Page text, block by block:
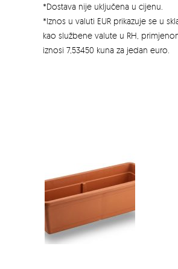
*Dostava nije uključena u cijenu.
*Iznos u valuti EUR prikazuje se u
kao službene valute u RH,
iznosi 7,53450 kuna za jedan euro.